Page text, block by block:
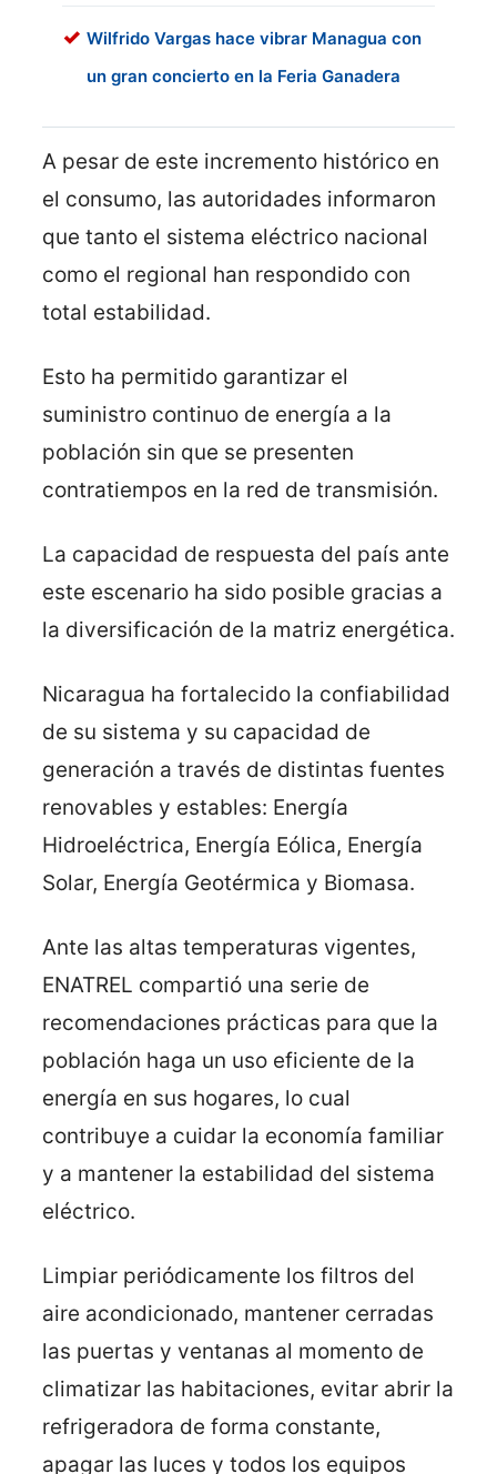
Wilfrido Vargas hace vibrar Managua con
un gran concierto en la Feria Ganadera
A pesar de este incremento histórico en
el consumo, las autoridades informaron
que tanto el sistema eléctrico nacional
como el regional han respondido con
total estabilidad.
Esto ha permitido garantizar el
suministro continuo de energía a la
población sin que se presenten
contratiempos en la red de transmisión.
La capacidad de respuesta del país ante
este escenario ha sido posible gracias a
la diversificación de la matriz energética.
Nicaragua ha fortalecido la confiabilidad
de su sistema y su capacidad de
generación a través de distintas fuentes
renovables y estables: Energía
Hidroeléctrica, Energía Eólica, Energía
Solar, Energía Geotérmica y Biomasa.
Ante las altas temperaturas vigentes,
ENATREL compartió una serie de
recomendaciones prácticas para que la
población haga un uso eficiente de la
energía en sus hogares, lo cual
contribuye a cuidar la economía familiar
y a mantener la estabilidad del sistema
eléctrico.
Limpiar periódicamente los filtros del
aire acondicionado, mantener cerradas
las puertas y ventanas al momento de
climatizar las habitaciones, evitar abrir la
refrigeradora de forma constante,
apagar las luces y todos los equipos